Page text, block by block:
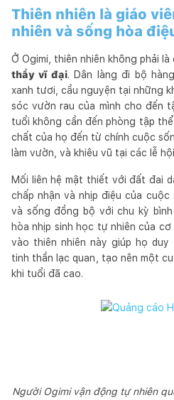
Thiên nhiên là giáo
nhiên và sống hòa
Ở Ogimi, thiên nhiên không phải
thầy vĩ đại. Dân làng đi bộ
xanh tươi, cầu nguyện tại những
sóc vườn rau của mình cho đến
tuổi không cần đến phòng tập
chất của họ đến từ chính cuộc
làm vườn, và khiêu vũ tại các lễ
Mối liên hệ mật thiết với đất đai
chấp nhận và nhịp điệu của
và sống đồng bộ với chu kỳ
hòa nhịp sinh học tự nhiên của
vào thiên nhiên này giúp họ duy
tinh thần lạc quan, tạo nên một
khi tuổi đã cao.
Người Ogimi vận động tự nhiên